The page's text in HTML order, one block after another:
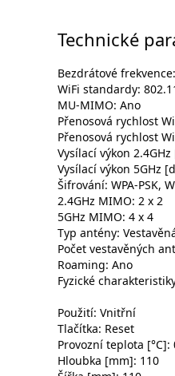
Technické
Bezdrátové
WiFi standardy:
MU-MIMO: Ano
Přenosová rychlost
Přenosová rychlost
Vysílací výkon
Vysílací výkon 5GHz
Šifrování: WPA-PSK,
2.4GHz MIMO: 2 x 2
5GHz MIMO: 4 x 4
Typ antény:
Počet vestavěných
Roaming: Ano
Fyzické
Použití: Vnitřní
Tlačítka: Reset
Provozní teplota [°C]:
Hloubka [mm]: 110